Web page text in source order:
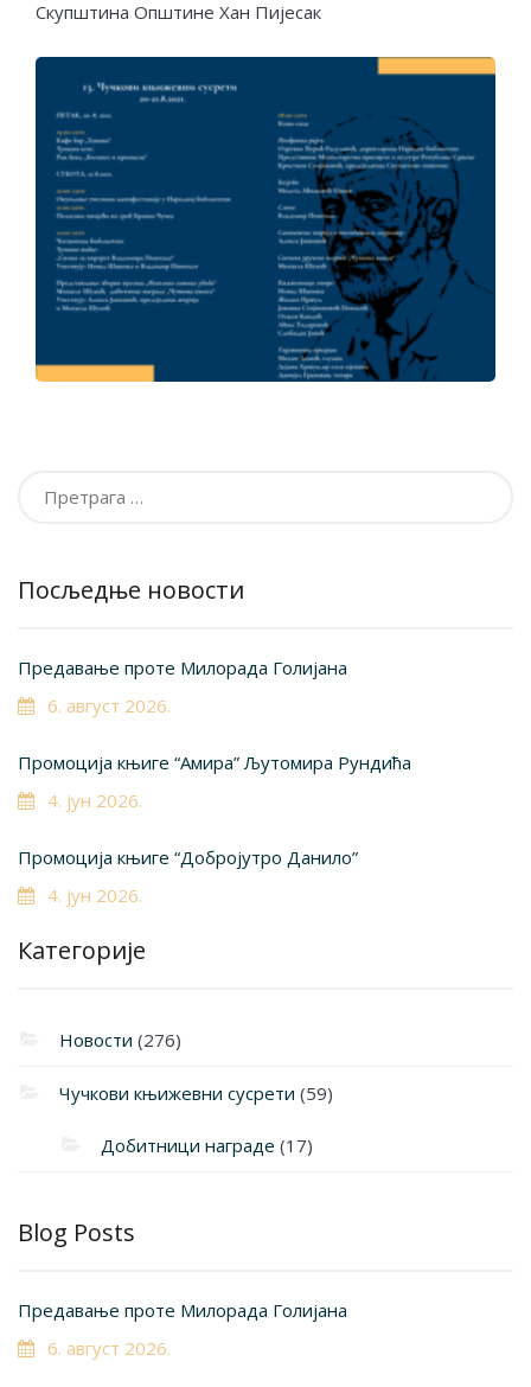
Скупштина Општине Хан Пијесак
Посљедње новости
Предавање проте Милорада Голијана
6. август 2026.
Промоција књиге “Амира” Љутомира Рундића
4. јун 2026.
Промоција књиге “Добројутро Данило”
4. јун 2026.
Категорије
Новости (276)
Чучкови књижевни сусрети (59)
Добитници награде (17)
Blog Posts
Предавање проте Милорада Голијана
6. август 2026.